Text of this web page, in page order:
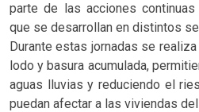
parte de las acciones continuas
que se desarrollan en distintos
Durante estas jornadas se
lodo y basura acumulada,
aguas lluvias y reduciendo el
puedan afectar a las viviendas